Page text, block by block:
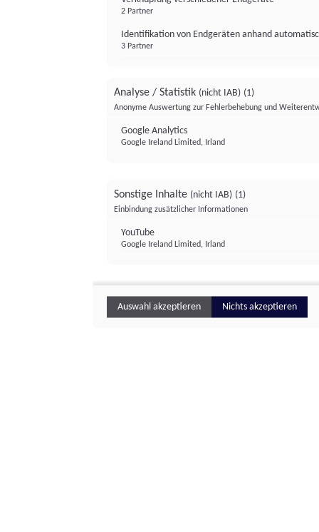
2 Partner
Identifikation von Endgeräten anhand
3 Partner
Analyse / Statistik (nicht IAB) (1)
Anonyme Auswertung zur Fehlerbehebung und
Google Analytics
Google Ireland Limited, Irland
Sonstige Inhalte (nicht IAB) (1)
Einbindung zusätzlicher Informationen
YouTube
Google Ireland Limited, Irland
Auswahl akzeptieren Nichts akzeptieren